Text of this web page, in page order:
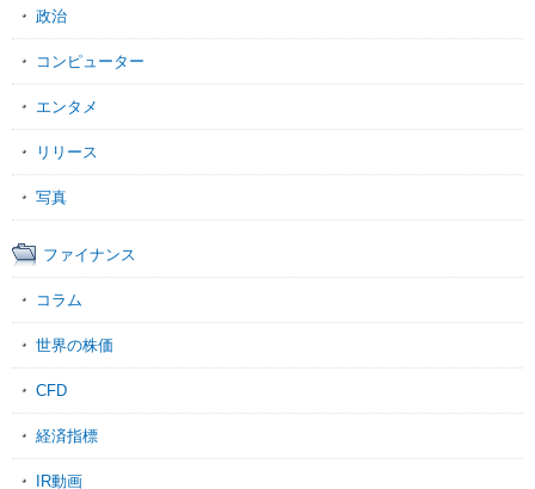
政治
コンピューター
エンタメ
リリース
写真
ファイナンス
コラム
世界の株価
CFD
経済指標
IR動画